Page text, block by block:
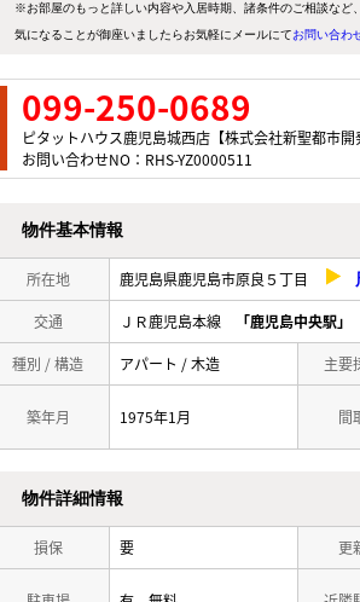
※お部屋のもっと詳しい内容や入居時期、諸条件のご相談など
気になることが御座いましたらお気軽にメールにてお問い合わ
099-250-0689
ピタットハウス鹿児島城西店【株式会社新聖都市開
お問い合わせNO：RHS-YZ0000511
物件基本情報
所在地 鹿児島県鹿児島市原良５丁目
交通 ＪＲ鹿児島本線 「鹿児島中央駅」
種別 / 構造 アパート / 木造 主要
築年月 1975年1月 間
物件詳細情報
損保 要 更